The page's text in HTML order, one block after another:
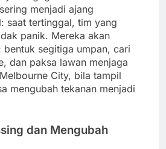
menjadi ajang
saat tertinggal, tim yang
panik. Mereka akan
segitiga umpan, cari
dan paksa lawan menjaga
City, bila tampil
mengubah tekanan menjadi
dan Mengubah